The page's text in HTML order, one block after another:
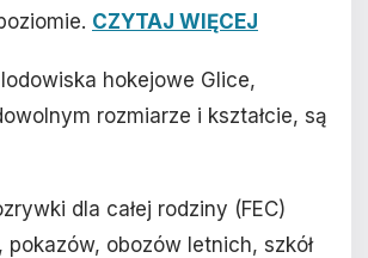
CZYTAJ WIĘCEJ
hokejowe Glice,
rozmiarze i kształcie, są
dla całej rodziny (FEC)
pokazów, obozów letnich, szkół